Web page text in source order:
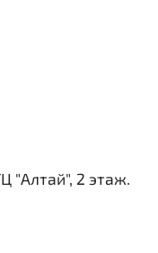
"Алтай", 2 этаж.